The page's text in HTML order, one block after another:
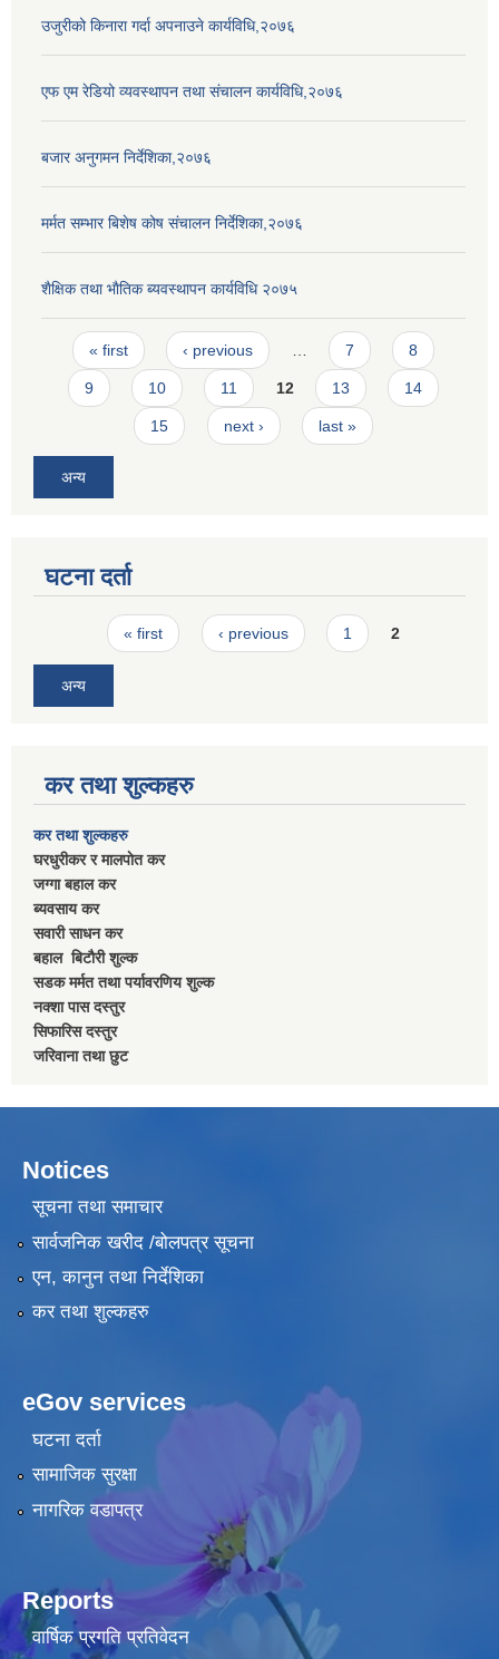
उजुरीको किनारा गर्दा अपनाउने कार्यविधि,२०७६
एफ एम रेडियो व्यवस्थापन तथा संचालन कार्यविधि,२०७६
बजार अनुगमन निर्देशिका,२०७६
मर्मत सम्भार बिशेष कोष संचालन निर्देशिका,२०७६
शैक्षिक तथा भाैतिक ब्यवस्थापन कार्यविधि २०७५
Pages
« first ‹ previous 7 8
9 10 11 12 13 14
15 next › last »
अन्य
घटना दर्ता
Pages« first ‹ previous 1 2
अन्य
कर तथा शुल्कहरु
कर तथा शुल्कहरु
घरधुरीकर र मालपाेत कर
जग्गा बहाल कर
ब्यवसाय कर
सवारी साधन कर
बहाल बिटाैरी शुल्क
सडक मर्मत तथा पर्यावरणिय शुल्क
नक्शा पास दस्तुर
सिफारिस दस्तुर
जरिवाना तथा छुट
Notices
सूचना तथा समाचार
सार्वजनिक खरीद /बोलपत्र सूचना
एन, कानुन तथा निर्देशिका
कर तथा शुल्कहरु
eGov services
घटना दर्ता
सामाजिक सुरक्षा
नागरिक वडापत्र
Reports
वार्षिक प्रगति प्रतिवेदन